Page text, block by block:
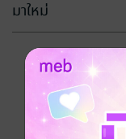
มาใหม่
ไม่พ